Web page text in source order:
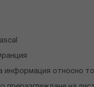
информация относно